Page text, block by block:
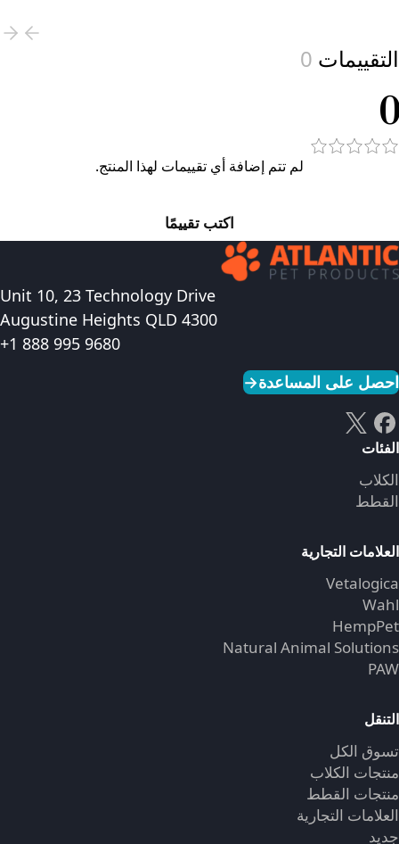
التقييمات 0
0
لم تتم إضافة أي تقييمات لهذا المنتج.
اكتب تقييمًا
Unit 10, 23 Technology Drive
Augustine Heights QLD 4300
+1 888 995 9680
احصل على المساعدة→
الفئات
الكلاب
القطط
العلامات التجارية
Vetalogica
Wahl
HempPet
Natural Animal Solutions
PAW
التنقل
تسوق الكل
منتجات الكلاب
منتجات القطط
العلامات التجارية
جديد